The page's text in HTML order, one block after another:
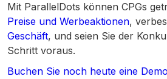
Mit ParallelDots können CPGs
Preise und Werbeaktionen,
Geschäft, und seien Sie der
Schritt voraus.
Buchen Sie noch heute eine Demo